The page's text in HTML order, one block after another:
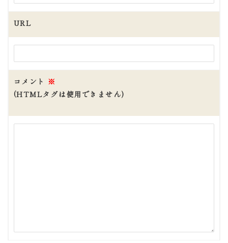
URL
コメント ※
(HTMLタグは使用できません)